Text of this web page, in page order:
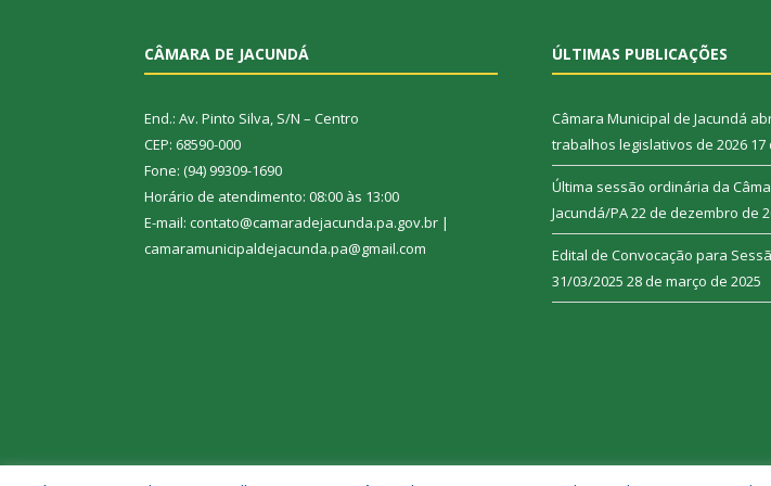
CÂMARA DE JACUNDÁ
End.: Av. Pinto Silva, S/N – Centro
CEP: 68590-000
Fone: (94) 99309-1690
Horário de atendimento: 08:00 às 13:00
E-mail: contato@camaradejacunda.pa.gov.br |
camaramunicipaldejacunda.pa@gmail.com
ÚLTIMAS PUBLICAÇÕES
Câmara Municipal de Jacundá
trabalhos legislativos de 2026 17
Última sessão ordinária da
Jacundá/PA22 de dezembro de
Edital de Convocação para
31/03/2025 28 de março de 2025